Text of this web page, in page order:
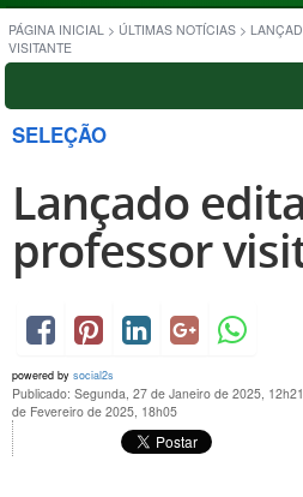
PÁGINA INICIAL > ÚLTIMAS NOTÍCIAS >
VISITANTE
SELEÇÃO
Lançado
professor
powered by social2s
Publicado: Segunda, 27 de Janeiro de 2025, 12h21
de Fevereiro de 2025, 18h05